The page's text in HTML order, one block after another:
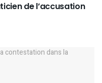
de l’accusation